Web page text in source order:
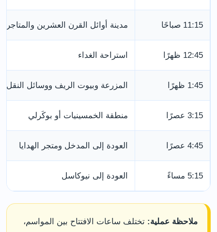
11:15 صباحًا مدينة أوائل القرن العشرين والمتاجر
12:45 ظهرًا استراحة الغداء
1:45 ظهرًا المزرعة وبيوت الريف ووسائل النقل
3:15 عصرًا منطقة الخمسينيات أو بوكَرلي
4:45 عصرًا العودة إلى المدخل ومتجر الهدايا
5:15 مساءً العودة إلى نيوكاسل
ملاحظة عملية: تختلف ساعات الافتتاح بين المواسم،